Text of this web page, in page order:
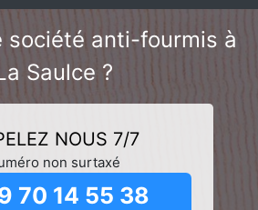
société anti-fourmis à
Saulce ?
NOUS 7/7
non surtaxé
70 14 55 38